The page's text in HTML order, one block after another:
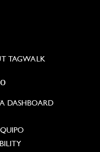
TAGWALK
DASHBOARD